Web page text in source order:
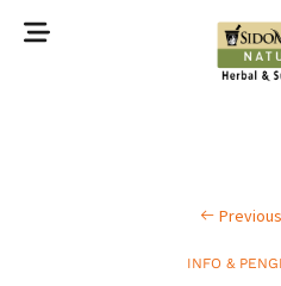
Previous
INFO &